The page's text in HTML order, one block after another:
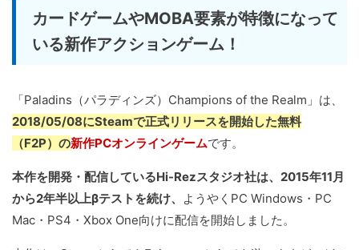
カードゲームやMOBA要素が特徴になって
いる新作アクションゲーム！
「Paladins（パラディンズ）Champions of the Realm」は、
2018/05/08にSteamで正式リリースを開始した無料
（F2P）の新作PCオンラインゲームです。
本作を開発・配信しているHi-Rezスタジオ社は、2015年11月
から2年半以上βテストを続け、
ようやくPC Windows・PC
Mac・PS4・Xbox One向けに配信を開始しました。